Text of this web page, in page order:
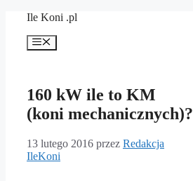
PrzejdźIle Koni .pl
Menu
160 kW ile to KM
(koni mechanicznych)?
13 lutego 2016 przez Redakcja
IleKoni